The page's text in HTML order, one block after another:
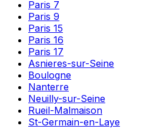
Paris 7
Paris 9
Paris 15
Paris 16
Paris 17
Asnieres-sur-Seine
Boulogne
Nanterre
Neuilly-sur-Seine
Rueil-Malmaison
St-Germain-en-Laye